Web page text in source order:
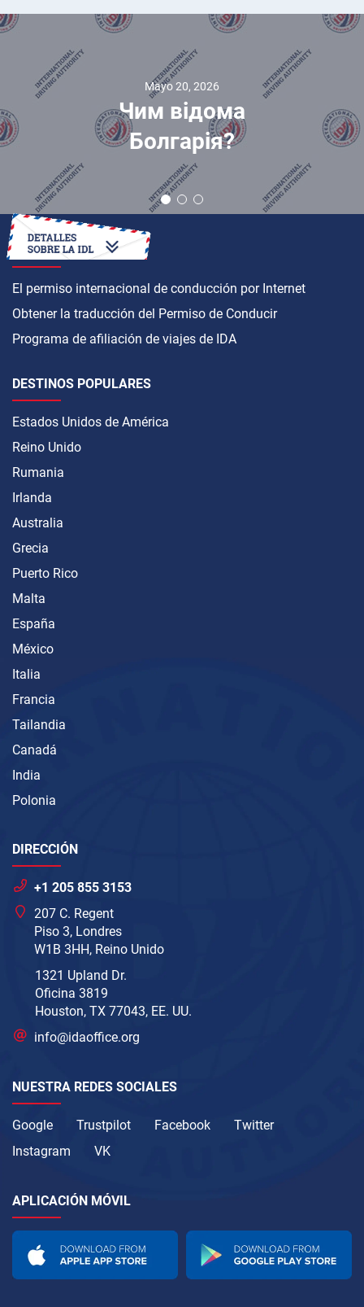
Mayo 20, 2026
Чим відома
Болгарія?
CÓMO OBTENER
El permiso internacional de conducción por Internet
Obtener la traducción del Permiso de Conducir
Programa de afiliación de viajes de IDA
DESTINOS POPULARES
Estados Unidos de América
Reino Unido
Rumania
Irlanda
Australia
Grecia
Puerto Rico
Malta
España
México
Italia
Francia
Tailandia
Canadá
India
Polonia
DIRECCIÓN
+1 205 855 3153
207 C. Regent
Piso 3, Londres
W1B 3HH, Reino Unido
1321 Upland Dr.
Oficina 3819
Houston, TX 77043, EE. UU.
info@idaoffice.org
NUESTRA REDES SOCIALES
Google Trustpilot Facebook
Twitter
Instagram
VK
APLICACIÓN MÓVIL